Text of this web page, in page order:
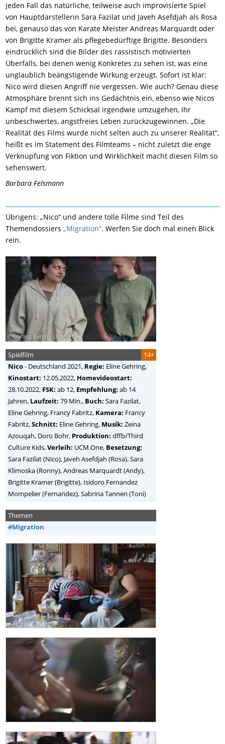
jeden Fall das natürliche, teilweise auch improvisierte Spiel
von Hauptdarstellerin Sara Fazilat und Javeh Asefdjah als Rosa
bei, genauso das von Karate Meister Andreas Marquardt oder
von Brigitte Kramer als pflegebedürftige Brigitte. Besonders
eindrücklich sind die Bilder des rassistisch motivierten
Überfalls, bei denen wenig Konkretes zu sehen ist, was eine
unglaublich beängstigende Wirkung erzeugt. Sofort ist klar:
Nico wird diesen Angriff nie vergessen. Wie auch? Genau diese
Atmosphäre brennt sich ins Gedächtnis ein, ebenso wie Nicos
Kampf mit diesem Schicksal irgendwie umzugehen, ihr
unbeschwertes, angstfreies Leben zurückzugewinnen. „Die
Realität des Films wurde nicht selten auch zu unserer Realität“,
heißt es im Statement des Filmteams – nicht zuletzt die enge
Verknüpfung von Fiktion und Wirklichkeit macht diesen Film so
sehenswert.
Barbara Felsmann
Übrigens: „Nico“ und andere tolle Filme sind Teil des
Themendossiers„Migration“. Werfen Sie doch mal einen Blick
rein.
© Darling Berlin / UCM.ONE
14+
Spielfilm
Nico- Deutschland 2021, Regie: Eline Gehring,
Kinostart: 12.05.2022, Homevideostart:
28.10.2022, FSK: ab 12, Empfehlung: ab 14
Jahren, Laufzeit: 79 Min., Buch: Sara Fazilat,
Eline Gehring, Francy Fabritz, Kamera: Francy
Fabritz,Schnitt: Eline Gehring, Musik: Zeina
Azouqah, Doro Bohr, Produktion: dffb/Third
Culture Kids,Verleih: UCM.One, Besetzung:
Sara Fazilat (Nico), Javeh Asefdjah (Rosa), Sara
Klimoska (Ronny), Andreas Marquardt (Andy),
Brigitte Kramer (Brigitte), Isidoro Fernandez
Mompelier (Fernandez), Sabrina Tannen (Toni)
Themen
#Migration